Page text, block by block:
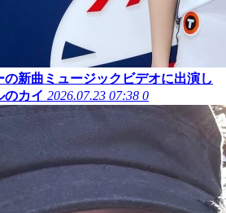
の新曲ミュージックビデオに出演し
のカイ 2026.07.23 07:38 0